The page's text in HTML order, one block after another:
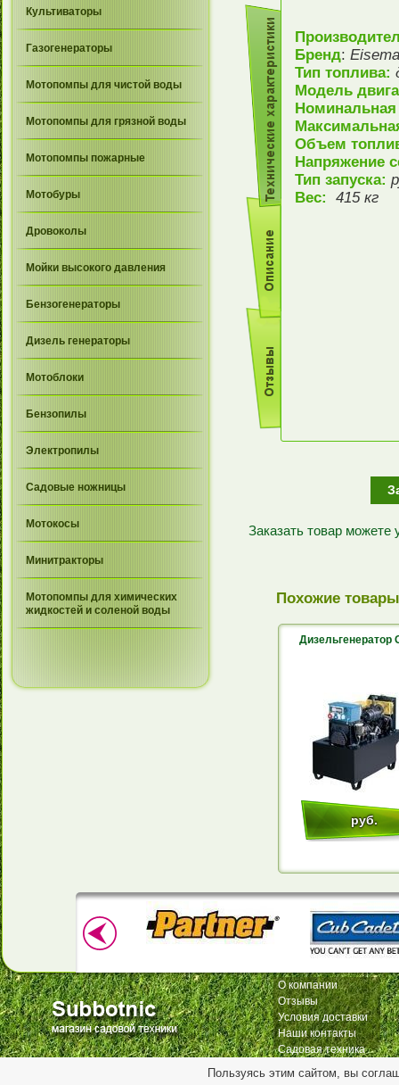
Культиваторы
Газогенераторы
Мотопомпы для чистой воды
Мотопомпы для грязной воды
Мотопомпы пожарные
Мотобуры
Дровоколы
Мойки высокого давления
Бензогенераторы
Дизель генераторы
Мотоблоки
Бензопилы
Электропилы
Садовые ножницы
Мотокосы
Минитракторы
Мотопомпы для химических
жидкостей и соленой воды
Бренд:
Тип топлива:
Модель
Объем
Напряжение
Тип запуска:
Вес: 415 кг
Заказать товар
Похожие товары
Дизельгенератор
руб.
О компании
Отзывы
Условия доставки
Наши контакты
Садовая техника
Пользуясь этим сайтом, вы